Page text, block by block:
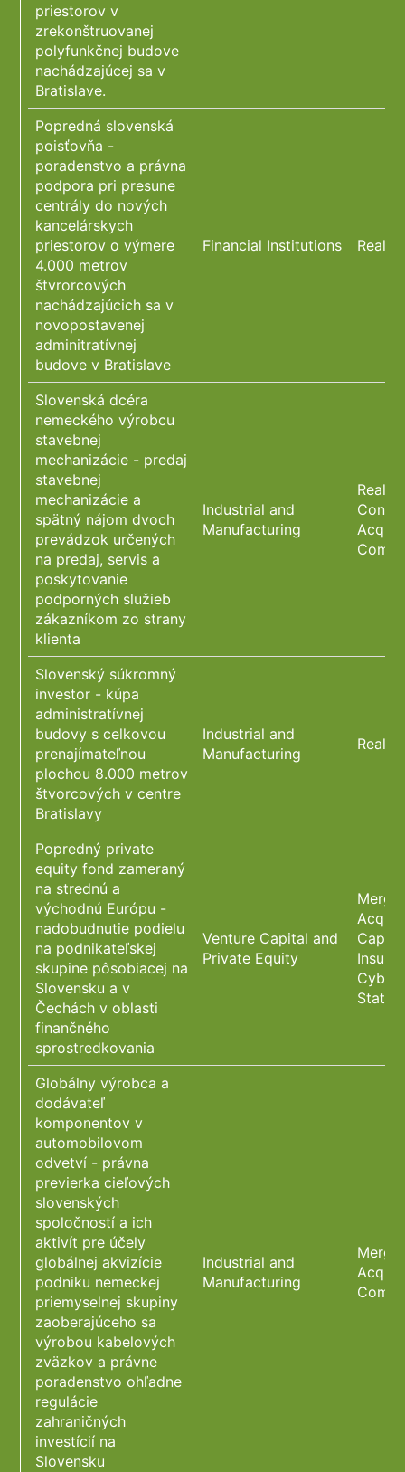
priestorov v
zrekonštruovanej
polyfunkčnej budove
nachádzajúcej sa v
Bratislave.
Popredná slovenská
poisťovňa -
poradenstvo a právna
podpora pri presune
centrály do nových
kancelárskych
priestorov o výmere
4.000 metrov
štvrorcových
nachádzajúcich sa v
novopostavenej
adminitratívnej
budove v Bratislave
Financial Institutions Real
Slovenská dcéra
nemeckého výrobcu
stavebnej
mechanizácie - predaj
stavebnej
mechanizácie a
spätný nájom dvoch
prevádzok určených
na predaj, servis a
poskytovanie
podporných služieb
zákazníkom zo strany
klienta
Industrial and
Manufacturing
Real
Slovenský súkromný
investor - kúpa
administratívnej
budovy s celkovou
prenajímateľnou
plochou 8.000 metrov
štvorcových v centre
Bratislavy
Industrial and
Manufacturing
Real
Popredný private
equity fond zameraný
na strednú a
východnú Európu -
nadobudnutie podielu
na podnikateľskej
skupine pôsobiacej na
Slovensku a v
Čechách v oblasti
finančného
sprostredkovania
Venture Capital and
Private Equity
State
Globálny výrobca a
dodávateľ
komponentov v
automobilovom
odvetví - právna
previerka cieľových
slovenských
spoločností a ich
aktivít pre účely
globálnej akvizície
podniku nemeckej
priemyselnej skupiny
zaoberajúceho sa
výrobou kabelových
zväzkov a právne
poradenstvo ohľadne
regulácie
zahraničných
investícií na
Slovensku
Industrial and
Manufacturing